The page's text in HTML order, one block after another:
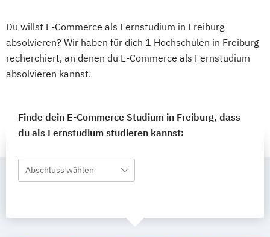
Du willst E-Commerce als Fernstudium in Freiburg
absolvieren? Wir haben für dich 1 Hochschulen in Freiburg
recherchiert, an denen du E-Commerce als Fernstudium
absolvieren kannst.
Finde dein E-Commerce Studium in Freiburg, dass
du als Fernstudium studieren kannst:
Abschluss wählen